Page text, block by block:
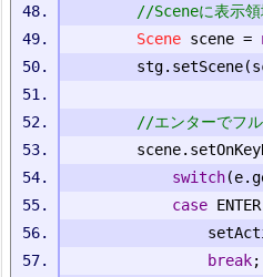
//Sceneに表示領
Scene scene =
		stg
. setScene(
//エンターでフ
		scene
.
switch(e.
case ENTER
break;